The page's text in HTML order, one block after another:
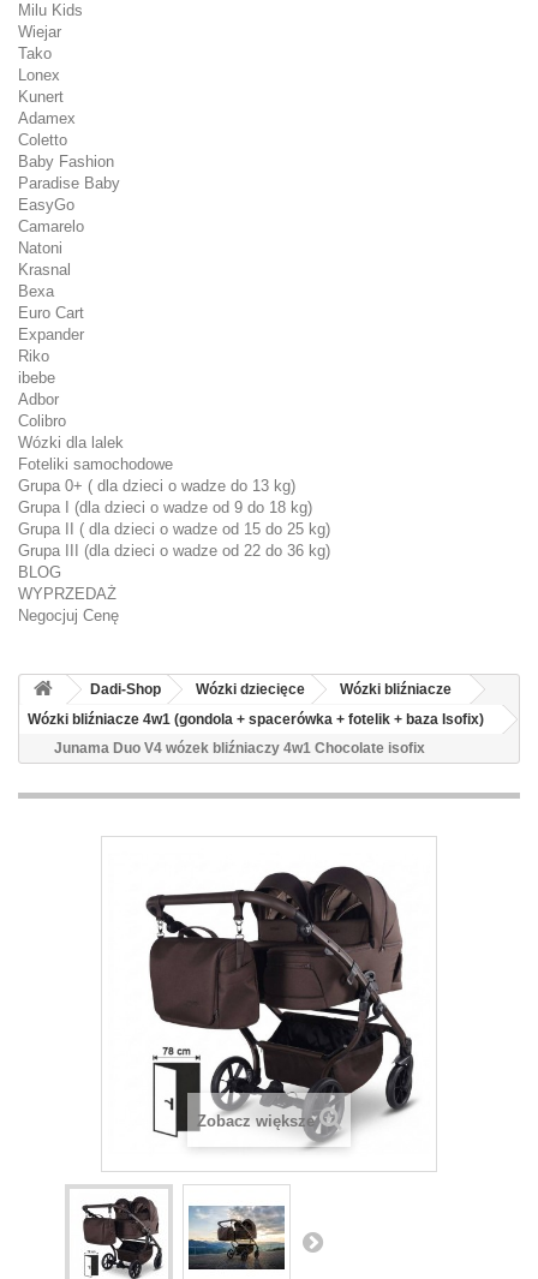
Milu Kids
Wiejar
Tako
Lonex
Kunert
Adamex
Coletto
Baby Fashion
Paradise Baby
EasyGo
Camarelo
Natoni
Krasnal
Bexa
Euro Cart
Expander
Riko
ibebe
Adbor
Colibro
Wózki dla lalek
Foteliki samochodowe
Grupa 0+ ( dla dzieci o wadze do 13 kg)
Grupa I (dla dzieci o wadze od 9 do 18 kg)
Grupa II ( dla dzieci o wadze od 15 do 25 kg)
Grupa III (dla dzieci o wadze od 22 do 36 kg)
BLOG
WYPRZEDAŻ
Negocjuj Cenę
Dadi-Shop Wózki dziecięce
Wózki bliźniacze
Wózki bliźniacze 4w1 (gondola + spacerówka + fotelik + baza Isofix)
Junama Duo V4 wózek bliźniaczy 4w1 Chocolate isofix
Zobacz większe